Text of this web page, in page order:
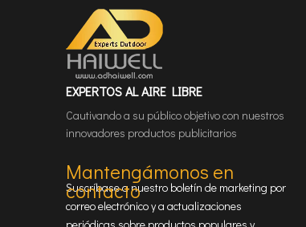
EXPERTOS AL AIRE LIBRE
Cautivando a su público objetivo con nuestros
innovadores productos publicitarios
Mantengámonos en
contacto
Suscríbase a nuestro boletín de marketing por
correo electrónico y a actualizaciones